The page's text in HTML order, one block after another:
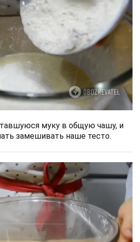
муку в общую чашу, и
замешивать наше тесто.